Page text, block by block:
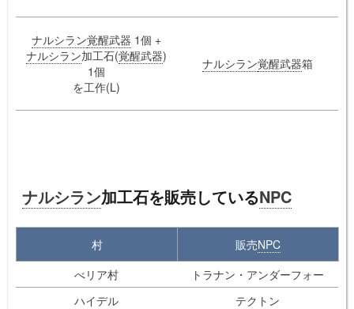
ナルシラン覚醒武器 1個 +
ナルシラン加工石(覚醒武器)
1個
を工作(L)
ナルシラン覚醒武器箱
ナルシラン加工石を販売しているNPC
村 販売NPC
べリア村
トラナン・アンダーフォー
ハイデル
テクトン